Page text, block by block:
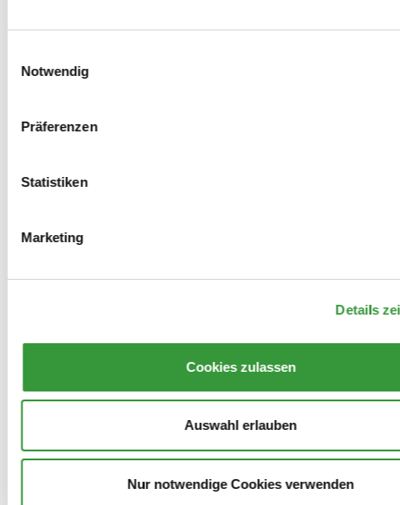
Notwendig
Präferenzen
Statistiken
Marketing
Details
Cookies zulassen
Auswahl erlauben
Nur notwendige Cookies verwenden
Mitwirkungen
Gitte Haenning: „Die Mutter“
Kantate von Bertolt Brecht und